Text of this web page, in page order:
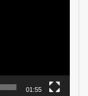
01:55